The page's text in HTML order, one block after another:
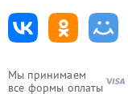
Мы принимаем
все формы оплаты